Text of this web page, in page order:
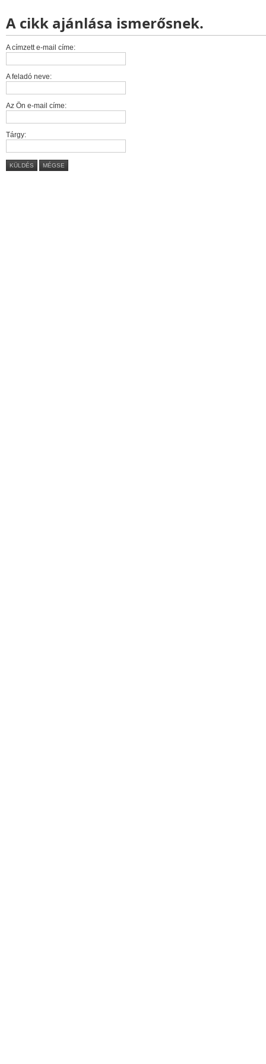
A cikk ajánlása ismerősnek.
A címzett e-mail címe:
A feladó neve:
Az Ön e-mail címe:
Tárgy:
KÜLDÉS MÉGSE